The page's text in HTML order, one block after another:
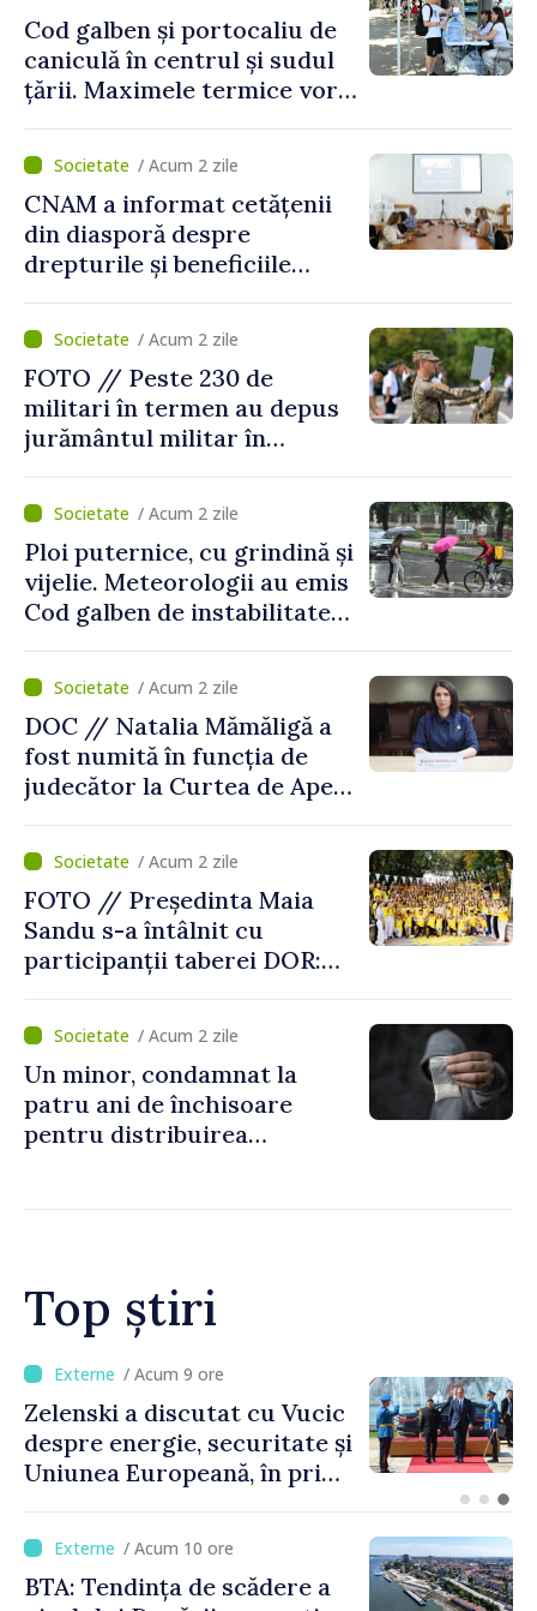
Cod galben și portocaliu de
caniculă în centrul și sudul
țării. Maximele termice vor
/ Acum 2 zile
CNAM a informat cetățenii
din diasporă despre
drepturile și beneficiile
/ Acum 2 zile
FOTO // Peste 230 de
militari în termen au depus
jurământul militar în
/ Acum 2 zile
Ploi puternice, cu grindină și
vijelie. Meteorologii au emis
Cod galben de instabilitate
/ Acum 2 zile
DOC // Natalia Mămăligă a
fost numită în funcția de
judecător la Curtea de Apel
/ Acum 2 zile
FOTO // Președinta Maia
Sandu s-a întâlnit cu
participanții taberei DOR:
noastră rămâne puternică”
/ Acum 2 zile
Un minor, condamnat la
patru ani de închisoare
pentru distribuirea
Top știri
/ Acum 5 ore
Bulgaria: Ambasadoarea
Ucrainei, convocată la
Ministerul de Externe în
/ Acum 10 ore
BTA: Tendința de scădere a